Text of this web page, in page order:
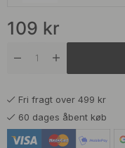
Aluminium
109 kr
Fri fragt over 499 kr
60 dages åbent køb